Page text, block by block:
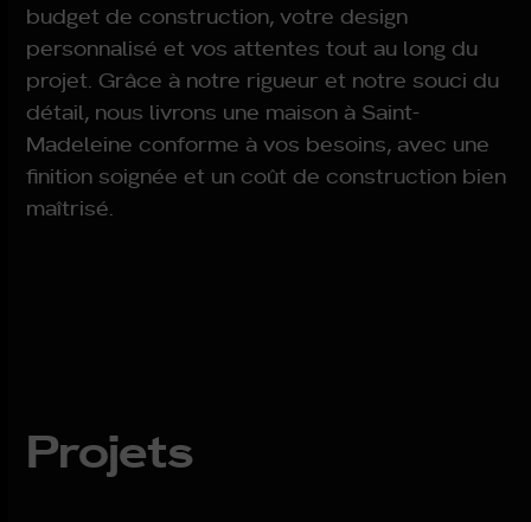
budget de construction, votre design
personnalisé et vos attentes tout au long du
projet. Grâce à notre rigueur et notre souci du
détail, nous livrons une maison à Saint-
Madeleine conforme à vos besoins, avec une
finition soignée et un coût de construction bien
maîtrisé.
Projets